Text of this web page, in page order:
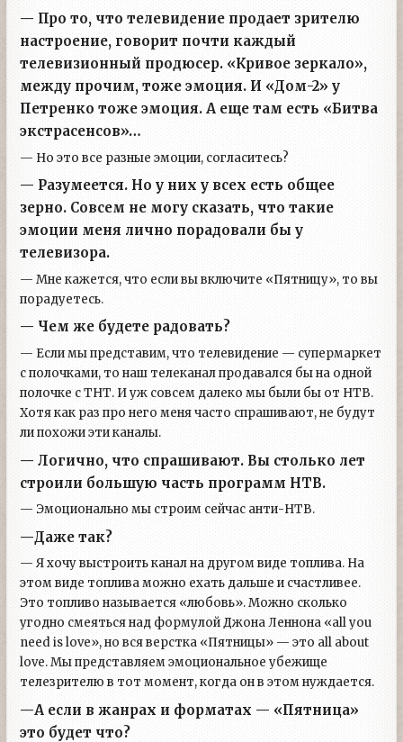
— Про то, что телевидение продает зрителю
настроение, говорит почти каждый
телевизионный продюсер. «Кривое зеркало»,
между прочим, тоже эмоция. И «Дом-2» у
Петренко тоже эмоция. А еще там есть «Битва
экстрасенсов»…
— Но это все разные эмоции, согласитесь?
— Разумеется. Но у них у всех есть общее
зерно. Совсем не могу сказать, что такие
эмоции меня лично порадовали бы у
телевизора.
— Мне кажется, что если вы включите «Пятницу», то вы
порадуетесь.
— Чем же будете радовать?
— Если мы представим, что телевидение — супермаркет
с полочками, то наш телеканал продавался бы на одной
полочке с ТНТ. И уж совсем далеко мы были бы от НТВ.
Хотя как раз про него меня часто спрашивают, не будут
ли похожи эти каналы.
— Логично, что спрашивают. Вы столько лет
строили большую часть программ НТВ.
— Эмоционально мы строим сейчас анти-НТВ.
—Даже так?
— Я хочу выстроить канал на другом виде топлива. На
этом виде топлива можно ехать дальше и счастливее.
Это топливо называется «любовь». Можно сколько
угодно смеяться над формулой Джона Леннона «аll you
need is love», но вся верстка «Пятницы» — это all about
love. Мы представляем эмоциональное убежище
телезрителю в тот момент, когда он в этом нуждается.
—А если в жанрах и форматах — «Пятница»
это будет что?